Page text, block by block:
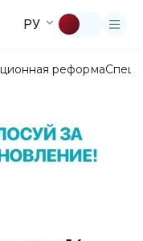
РУ
реформа